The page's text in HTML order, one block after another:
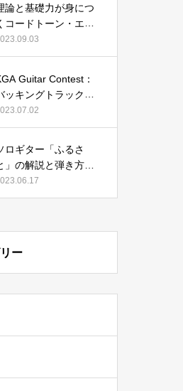
論と基礎力が身につ
コードトーン・エク
サイズ
Guitar Contest：
ッキングトラック（I
She Lovely）の結
発表
ロギター「ふるさ
」の解説と弾き方
初級者講座】
ー